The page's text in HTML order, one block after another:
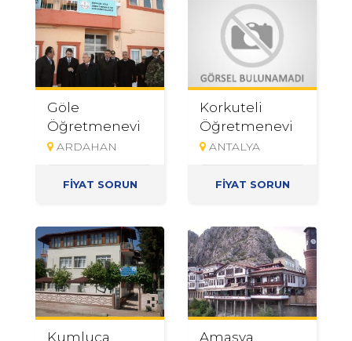
Göle
Öğretmenevi
ARDAHAN
FİYAT SORUN
Korkuteli
Öğretmenevi
ANTALYA
FİYAT SORUN
Kumluca Amasya